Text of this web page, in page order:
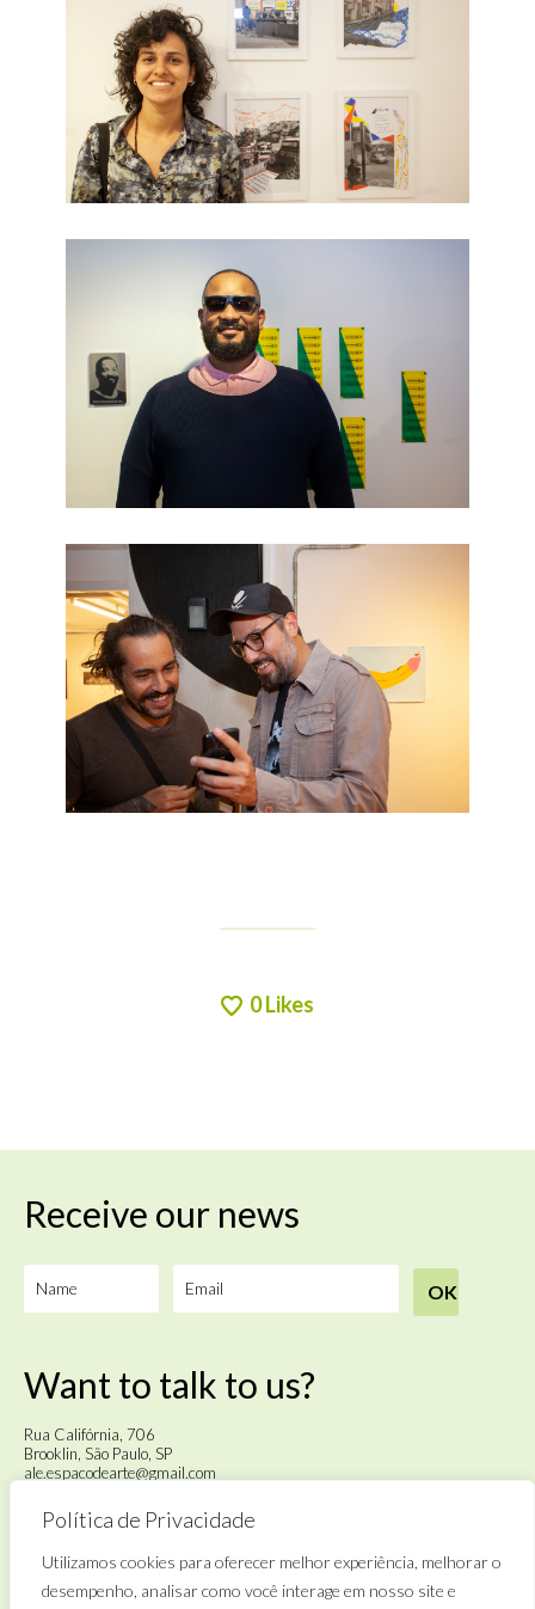
Política de Privacidade
Utilizamos cookies para oferecer melhor experiência, melhorar o
desempenho, analisar como você interage em nosso site e
0Likes
Receive our news
Want to talk to us?
Rua Califórnia, 706
Brooklin, São Paulo, SP
ale.espacodearte@gmail.com
Tuesday to Saturday